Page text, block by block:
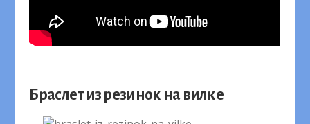
Браслет из резинок на вилке